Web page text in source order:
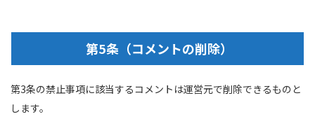
第5条（コメントの削除）
第3条の禁止事項に該当するコメントは運営元で削除できるものと
します。